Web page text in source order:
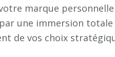
marque
une immersion
de vos choix